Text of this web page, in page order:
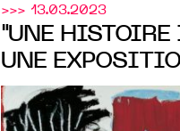
>>> 13.03.2023
"UNE HISTOIRE
UNE
LA DONATION
GÉRÉE PAR LE